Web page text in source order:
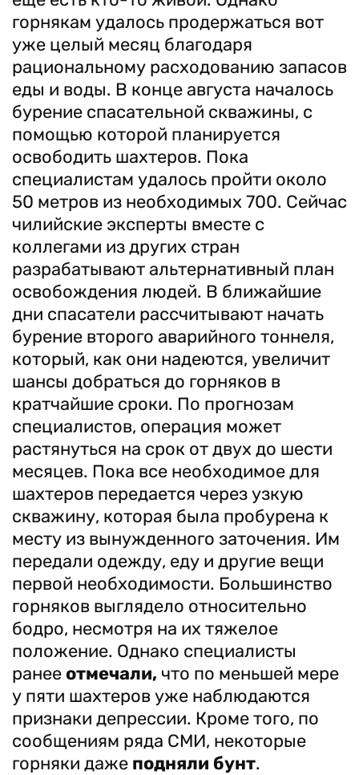
горнякам удалось продержаться вот
уже целый месяц благодаря
рациональному расходованию запасов
еды и воды. В конце августа началось
бурение спасательной скважины, с
помощью которой планируется
освободить шахтеров. Пока
специалистам удалось пройти около
50 метров из необходимых 700. Сейчас
чилийские эксперты вместе с
коллегами из других стран
разрабатывают альтернативный план
освобождения людей. В ближайшие
дни спасатели рассчитывают начать
бурение второго аварийного тоннеля,
который, как они надеются, увеличит
шансы добраться до горняков в
кратчайшие сроки. По прогнозам
специалистов, операция может
растянуться на срок от двух до шести
месяцев. Пока все необходимое для
шахтеров передается через узкую
скважину, которая была пробурена к
месту из вынужденного заточения. Им
передали одежду, еду и другие вещи
первой необходимости. Большинство
горняков выглядело относительно
бодро, несмотря на их тяжелое
положение. Однако специалисты
ранееотмечали, что по меньшей мере
у пяти шахтеров уже наблюдаются
признаки депрессии. Кроме того, по
сообщениям ряда СМИ, некоторые
горняки даже подняли бунт.